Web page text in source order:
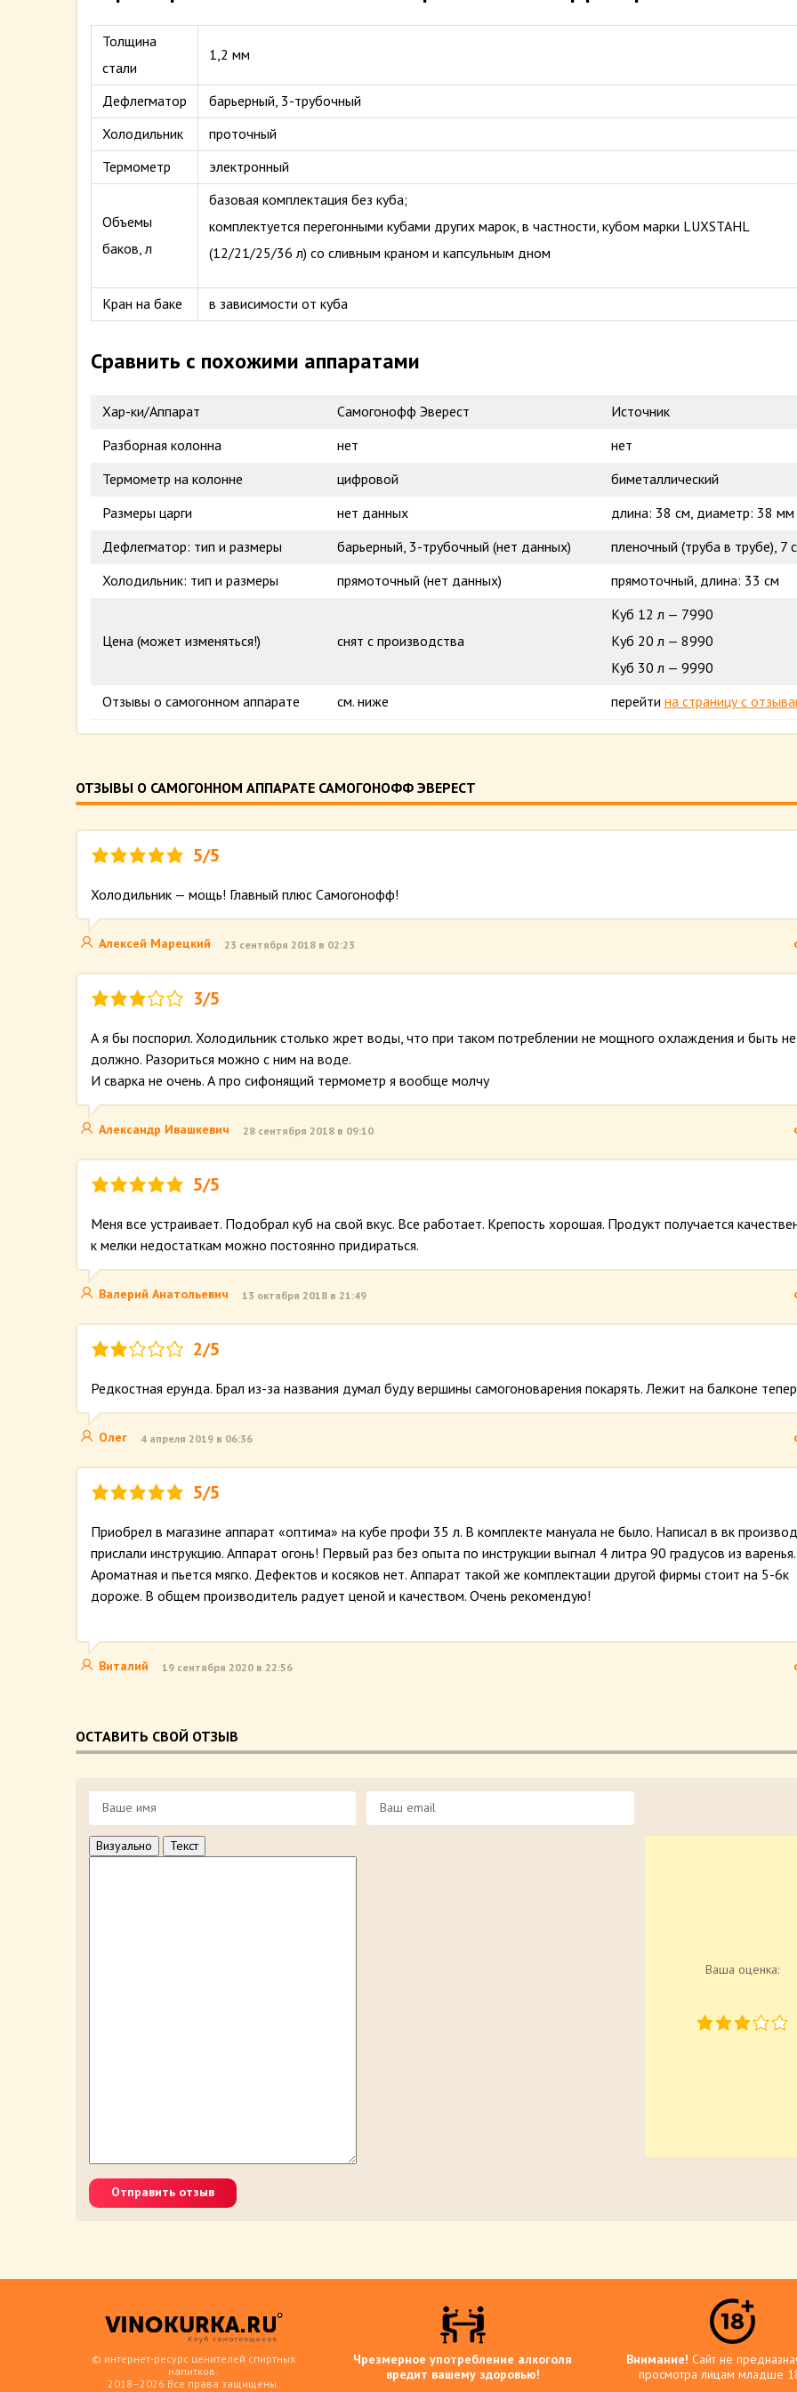
Толщина
стали
1,2 мм
Дефлегматор
барьерный, 3-трубочный
Холодильник
проточный
Термометр
электронный
Объемы
баков, л
базовая комплектация без куба;
комплектуется перегонными кубами других марок, в частности, кубом марки LUXSTAHL
(12/21/25/36 л) со сливным краном и капсульным дном
Кран на баке в зависимости от куба
Сравнить с похожими аппаратами
Хар-ки/Аппарат Самогонофф Эверест
Источник
Разборная колонна
нет
нет
Термометр на колонне
цифровой
биметаллический
Размеры царги
нет данных
длина: 38 см, диаметр: 38 мм
Дефлегматор: тип и размеры
барьерный, 3-трубочный (нет данных)
пленочный (труба в трубе), 7
Холодильник: тип и размеры
прямоточный (нет данных) прямоточный, длина: 33 см
Цена (может изменяться!) снят с производства
Куб 12 л — 7990
Куб 20 л — 8990
Куб 30 л — 9990
Отзывы о самогонном аппарате
см. ниже перейти на страницу с
ОТЗЫВЫ О САМОГОННОМ АППАРАТЕ САМОГОНОФФ ЭВЕРЕСТ
5/5
Холодильник — мощь! Главный плюс Самогонофф!
Алексей Марецкий 23 сентября 2018 в 02:23
3/5
А я бы поспорил. Холодильник столько жрет воды, что при таком потреблении не мощного охлаждения и быть не
должно. Разориться можно с ним на воде.
И сварка не очень. А про сифонящий термометр я вообще молчу
Александр Ивашкевич 28 сентября 2018 в 09:10
5/5
Меня все устраивает. Подобрал куб на свой вкус. Все работает. Крепость хорошая. Продукт получается
к мелки недостаткам можно постоянно придираться.
Валерий Анатольевич 13 октября 2018 в 21:49
2/5
Редкостная ерунда. Брал из-за названия думал буду вершины самогоноварения покарять. Лежит на балконе
Олег 4 апреля 2019 в 06:36
5/5
Приобрел в магазине аппарат «оптима» на кубе профи 35 л. В комплекте мануала не было. Написал в вк
прислали инструкцию. Аппарат огонь! Первый раз без опыта по инструкции выгнал 4 литра 90 градусов из варенья.
Ароматная и пьется мягко. Дефектов и косяков нет. Аппарат такой же комплектации другой фирмы стоит на 5-6к
дороже. В общем производитель радует ценой и качеством. Очень рекомендую!
Виталий 19 сентября 2020 в 22:56
ОСТАВИТЬ СВОЙ ОТЗЫВ
Визуально Текст
Ваша оценка:
Отправить отзыв
© интернет-ресурс ценителей спиртных
напитков.
2018–2026 Все права защищены.
Чрезмерное употребление алкоголя
вредит вашему здоровью!
Внимание! Сайт не
просмотра лицам младше